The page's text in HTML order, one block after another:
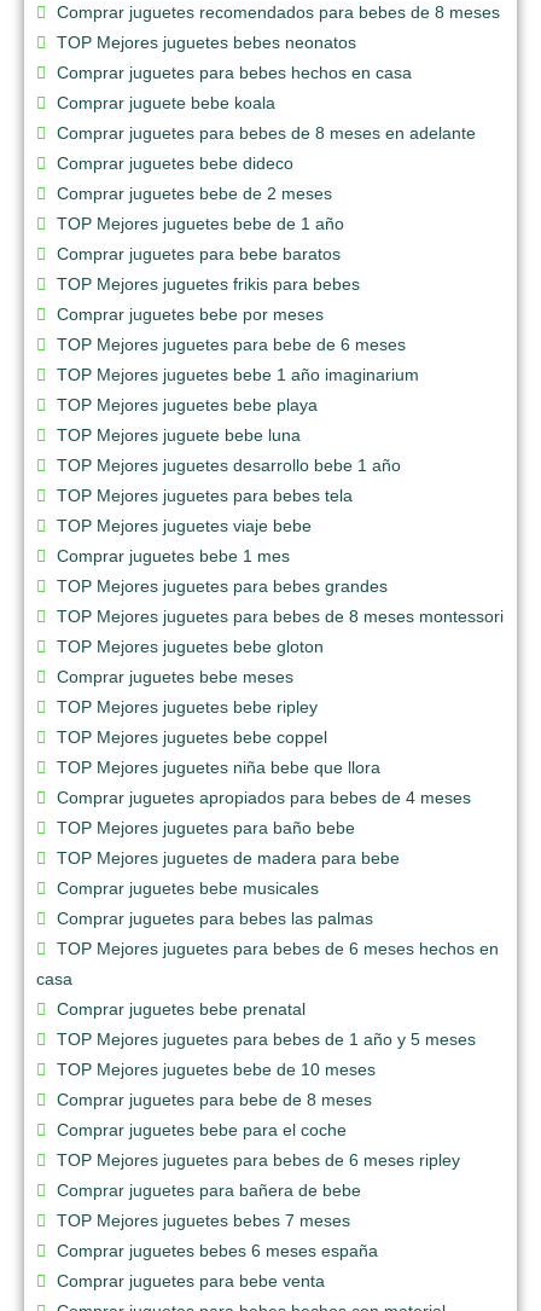
Comprar juguetes recomendados para bebes de 8 meses
TOP Mejores juguetes bebes neonatos
Comprar juguetes para bebes hechos en casa
Comprar juguete bebe koala
Comprar juguetes para bebes de 8 meses en adelante
Comprar juguetes bebe dideco
Comprar juguetes bebe de 2 meses
TOP Mejores juguetes bebe de 1 año
Comprar juguetes para bebe baratos
TOP Mejores juguetes frikis para bebes
Comprar juguetes bebe por meses
TOP Mejores juguetes para bebe de 6 meses
TOP Mejores juguetes bebe 1 año imaginarium
TOP Mejores juguetes bebe playa
TOP Mejores juguete bebe luna
TOP Mejores juguetes desarrollo bebe 1 año
TOP Mejores juguetes para bebes tela
TOP Mejores juguetes viaje bebe
Comprar juguetes bebe 1 mes
TOP Mejores juguetes para bebes grandes
TOP Mejores juguetes para bebes de 8 meses montessori
TOP Mejores juguetes bebe gloton
Comprar juguetes bebe meses
TOP Mejores juguetes bebe ripley
TOP Mejores juguetes bebe coppel
TOP Mejores juguetes niña bebe que llora
Comprar juguetes apropiados para bebes de 4 meses
TOP Mejores juguetes para baño bebe
TOP Mejores juguetes de madera para bebe
Comprar juguetes bebe musicales
Comprar juguetes para bebes las palmas
TOP Mejores juguetes para bebes de 6 meses hechos en
casa
Comprar juguetes bebe prenatal
TOP Mejores juguetes para bebes de 1 año y 5 meses
TOP Mejores juguetes bebe de 10 meses
Comprar juguetes para bebe de 8 meses
Comprar juguetes bebe para el coche
TOP Mejores juguetes para bebes de 6 meses ripley
Comprar juguetes para bañera de bebe
TOP Mejores juguetes bebes 7 meses
Comprar juguetes bebes 6 meses españa
Comprar juguetes para bebe venta